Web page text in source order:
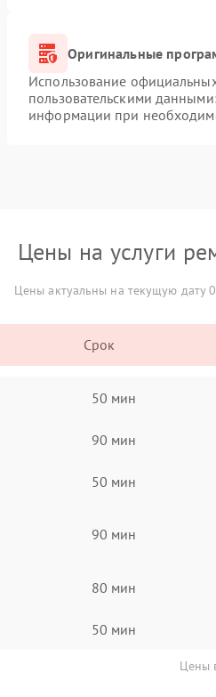
Оригинальные
Использование
пользовательскими
информации при
Цены на услуги
Цены актуальны на текущую дату
Срок
50 мин
90 мин
50 мин
90 мин
80 мин
50 мин
Цены